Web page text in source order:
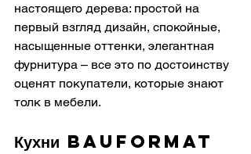
настоящего дерева: простой на
первый взгляд дизайн, спокойные,
насыщенные оттенки, элегантная
фурнитура – все это по достоинству
оценят покупатели, которые знают
толк в мебели.
Кухни Bauformat